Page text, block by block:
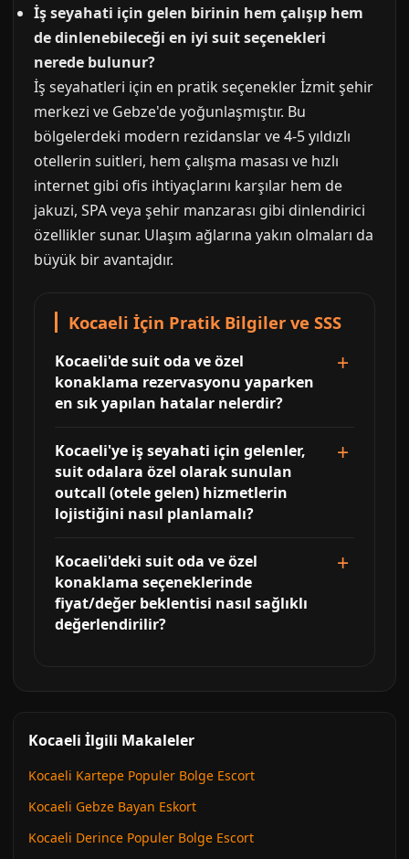
İş seyahati için gelen birinin hem çalışıp hem
de dinlenebileceği en iyi suit seçenekleri
nerede bulunur?
İş seyahatleri için en pratik seçenekler İzmit şehir
merkezi ve Gebze'de yoğunlaşmıştır. Bu
bölgelerdeki modern rezidanslar ve 4-5 yıldızlı
otellerin suitleri, hem çalışma masası ve hızlı
internet gibi ofis ihtiyaçlarını karşılar hem de
jakuzi, SPA veya şehir manzarası gibi dinlendirici
özellikler sunar. Ulaşım ağlarına yakın olmaları da
büyük bir avantajdır.
Kocaeli İçin Pratik Bilgiler ve SSS
Kocaeli'de suit oda ve özel
konaklama rezervasyonu yaparken
en sık yapılan hatalar nelerdir?
Kocaeli'ye iş seyahati için gelenler,
suit odalara özel olarak sunulan
outcall (otele gelen) hizmetlerin
lojistiğini nasıl planlamalı?
Kocaeli'deki suit oda ve özel
konaklama seçeneklerinde
fiyat/değer beklentisi nasıl sağlıklı
değerlendirilir?
Kocaeli İlgili Makaleler
Kocaeli Kartepe Populer Bolge Escort
Kocaeli Gebze Bayan Eskort
Kocaeli Derince Populer Bolge Escort